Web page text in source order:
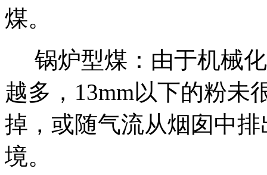
煤。
锅炉型煤：由于机械
越多，13mm以下的粉未
掉，或随气流从烟囱中
境。